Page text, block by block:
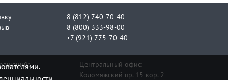
8 (812) 740-70-40
8 (800) 333-98-00
+7 (921) 775-70-40
Центральный офис:
Коломяжский пр. 15 кор. 2